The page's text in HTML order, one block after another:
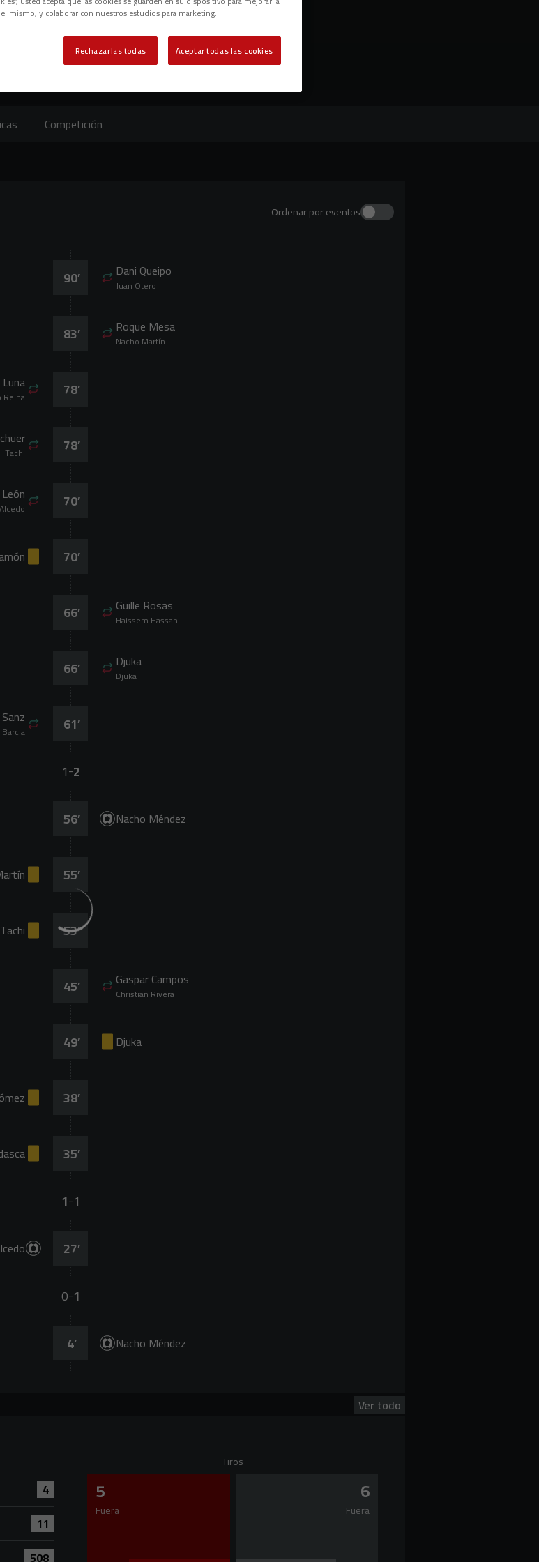
Competición
Ordenar por eventos
Dani Queipo
Juan Otero
90’
Roque Mesa
Nacho Martín
83’
Reina 78’
Tachi 78’
70’
70’
Guille Rosas
Haissem Hassan
66’
Djuka
Djuka
66’
61’
1-2
Nacho Méndez
56’
55’
Tachi 53’
Gaspar Campos
Christian Rivera
45’
Djuka
49’
38’
35’
1-1
27’
0-1
Nacho Méndez
4’
Ver todo
4
4
11
508
Tiros
5
Fuera
6
Fuera
mismo, y colaborar con nuestros estudios para marketing.
Rechazarlas todas Aceptar todas las cookies